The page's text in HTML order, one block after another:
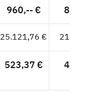
960,-- €
25.121,76 €
523,37 €